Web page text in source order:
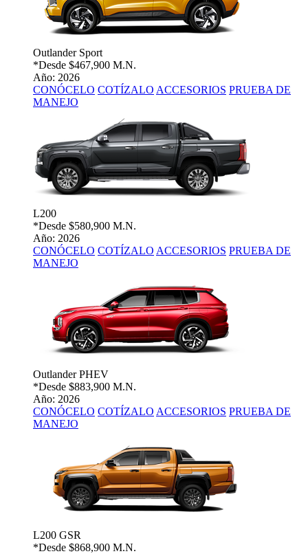
Outlander Sport
*Desde $467,900 M.N.
Año: 2026
CONÓCELO COTÍZALO ACCESORIOS PRUEBA DE
MANEJO
L200
*Desde $580,900 M.N.
Año: 2026
CONÓCELO COTÍZALO ACCESORIOS PRUEBA DE
MANEJO
Outlander PHEV
*Desde $883,900 M.N.
Año: 2026
CONÓCELO COTÍZALO ACCESORIOS PRUEBA DE
MANEJO
L200 GSR
*Desde $868,900 M.N.